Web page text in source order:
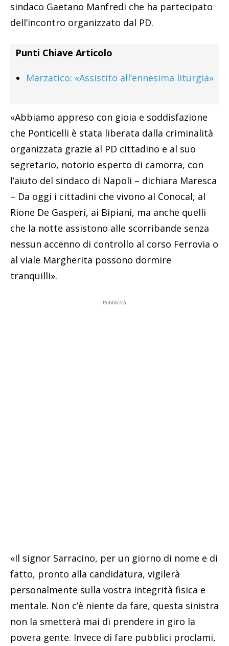
sindaco Gaetano Manfredi che ha partecipato
dell’incontro organizzato dal PD.
Punti Chiave Articolo
Marzatico: «Assistito all’ennesima liturgia»
«Abbiamo appreso con gioia e soddisfazione
che Ponticelli è stata liberata dalla criminalità
organizzata grazie al PD cittadino e al suo
segretario, notorio esperto di camorra, con
l’aiuto del sindaco di Napoli – dichiara Maresca
– Da oggi i cittadini che vivono al Conocal, al
Rione De Gasperi, ai Bipiani, ma anche quelli
che la notte assistono alle scorribande senza
nessun accenno di controllo al corso Ferrovia o
al viale Margherita possono dormire
tranquilli».
Pubblicità
«Il signor Sarracino, per un giorno di nome e di
fatto, pronto alla candidatura, vigilerà
personalmente sulla vostra integrità fisica e
mentale. Non c’è niente da fare, questa sinistra
non la smetterà mai di prendere in giro la
povera gente. Invece di fare pubblici proclami,